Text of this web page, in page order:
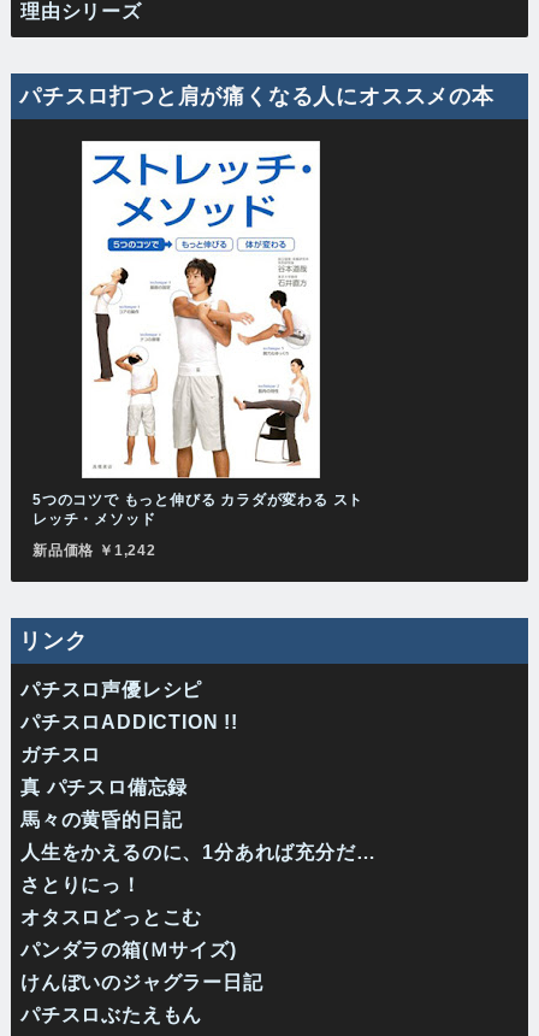
理由シリーズ
パチスロ打つと肩が痛くなる人にオススメの本
5つのコツで もっと伸びる カラダが変わる スト
レッチ・メソッド
新品価格 ￥1,242
リンク
パチスロ声優レシピ
パチスロADDICTION !!
ガチスロ
真 パチスロ備忘録
馬々の黄昏的日記
人生をかえるのに、1分あれば充分だ…
さとりにっ！
オタスロどっとこむ
パンダラの箱(Ｍサイズ)
けんぼいのジャグラー日記
パチスロぶたえもん